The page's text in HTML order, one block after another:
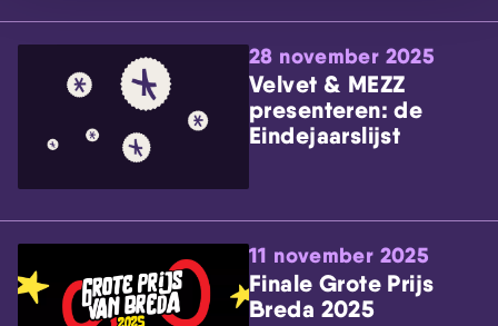
28 november 2025
Velvet & MEZZ
presenteren: de
Eindejaarslijst
11 november 2025
Finale Grote Prijs
Breda 2025